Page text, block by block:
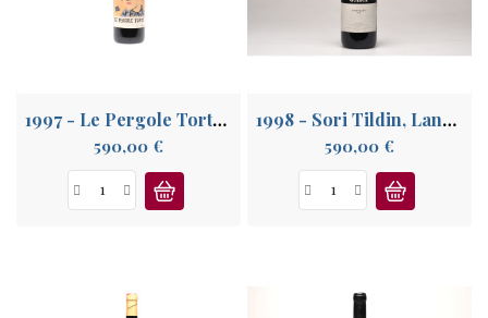
1997 - Le Pergole Torte, Toscane IGT
590,00 €Prix
1998 - Sori Tildin, Langhe
590,00 €Prix